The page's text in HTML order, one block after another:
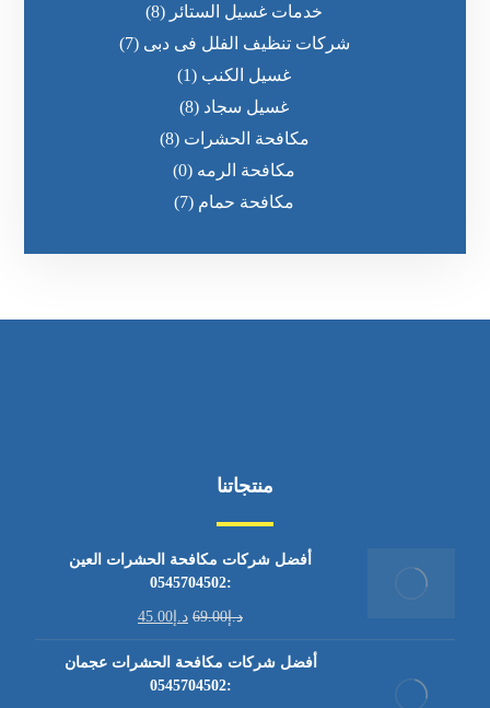
خدمات غسيل الستائر (8)
شركات تنظيف الفلل فى دبى (7)
غسيل الكنب (1)
غسيل سجاد (8)
مكافحة الحشرات (8)
مكافحة الرمه (0)
مكافحة حمام (7)
منتجاتنا
أفضل شركات مكافحة الحشرات العين
:0545704502
د.إ69.00 د.إ 45.00
أفضل شركات مكافحة الحشرات عجمان
:0545704502